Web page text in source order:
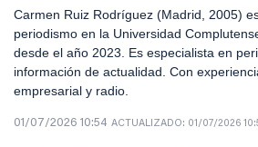
Carmen Ruiz Rodríguez (Madrid, 2005)
periodismo en la Universidad
desde el año 2023. Es especialista en
información de actualidad. Con
empresarial y radio.
01/07/2026 10:54 ACTUALIZADO: 01/07/2026